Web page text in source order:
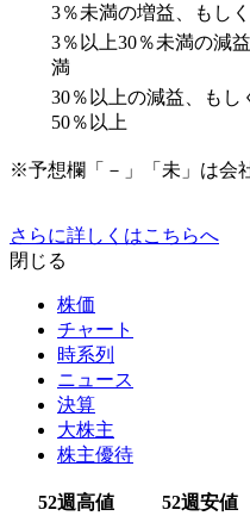
3％未満の増益、もし
3％以上30％未満の減
満
30％以上の減益、も
50％以上
※予想欄「－」「未」は会
さらに詳しくはこちらへ
閉じる
株価
チャート
時系列
ニュース
決算
大株主
株主優待
52週高値 52週安値